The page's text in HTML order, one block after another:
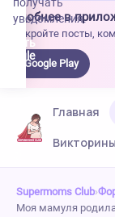
Удобнее в
Откройте посты,
Google Play
уведомления.
Главная
Викторины
Supermoms Club›
Моя мамуля